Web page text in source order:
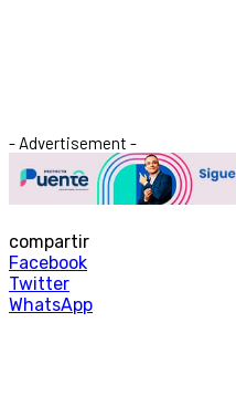
- Advertisement -
compartir
Facebook
Twitter
WhatsApp